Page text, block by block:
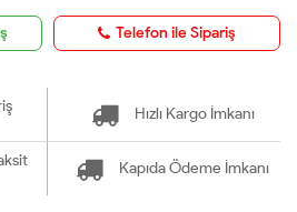
Telefon ile Sipariş
Hızlı Kargo İmkanı
Kapıda Ödeme İmkanı